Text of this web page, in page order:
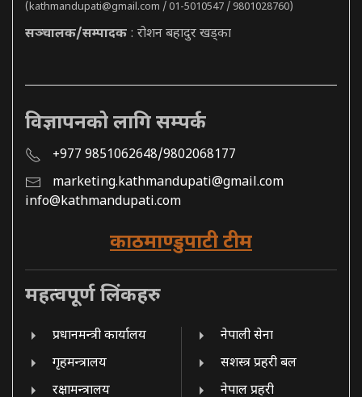
(kathmandupati@gmail.com / 01-5010547 / 9801028760)
सञ्चालक/सम्पादक : रोशन बहादुर खड्का
विज्ञापनको लागि सम्पर्क
+977 9851062648/9802068177
marketing.kathmandupati@gmail.com
info@kathmandupati.com
काठमाण्डुपाटी टीम
महत्वपूर्ण लिंकहरु
प्रधानमन्त्री कार्यालय
गृहमन्त्रालय
रक्षामन्त्रालय
नेपाली सेना
सशस्त्र प्रहरी बल
नेपाल प्रहरी